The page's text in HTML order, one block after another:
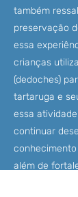
também
preservação
essa
crianças
(dedoches)
tartaruga e
essa
continuar
além de